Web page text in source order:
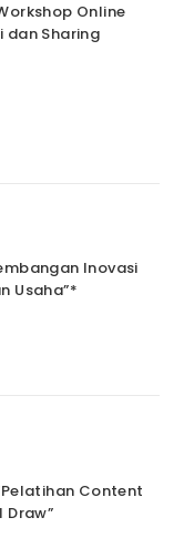
Online
dan Sharing
Inovasi
Usaha”*
Content